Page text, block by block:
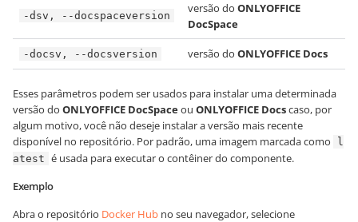
-dsv, --docspaceversion
versão do ONLYOFFICE
DocSpace
-docsv, --docsversion versão do ONLYOFFICE Docs
Esses parâmetros podem ser usados para instalar uma determinada
versão do ONLYOFFICE DocSpaceou ONLYOFFICE Docscaso, por
algum motivo, você não deseje instalar a versão mais recente
disponível no repositório. Por padrão, uma imagem marcada como
l
atest é usada para executar o contêiner do componente.
Exemplo
Abra o repositório Docker Hub no seu navegador, selecione